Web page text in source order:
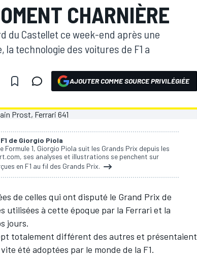
CHARNIÈRE
du Castellet ce week-end après une
technologie des voitures de F1 a
AJOUTER COMME SOURCE PRIVILÉGIÉE
de Giorgio Piola
Formule 1, Giorgio Piola suit les Grands Prix depuis les
ses analyses et illustrations se penchent sur
en F1 au fil des Grands Prix.
de celles qui ont disputé le Grand Prix de
utilisées à cette époque par la Ferrari et la
jours.
totalement différent des autres et présentaient
été adoptées par le monde de la F1.